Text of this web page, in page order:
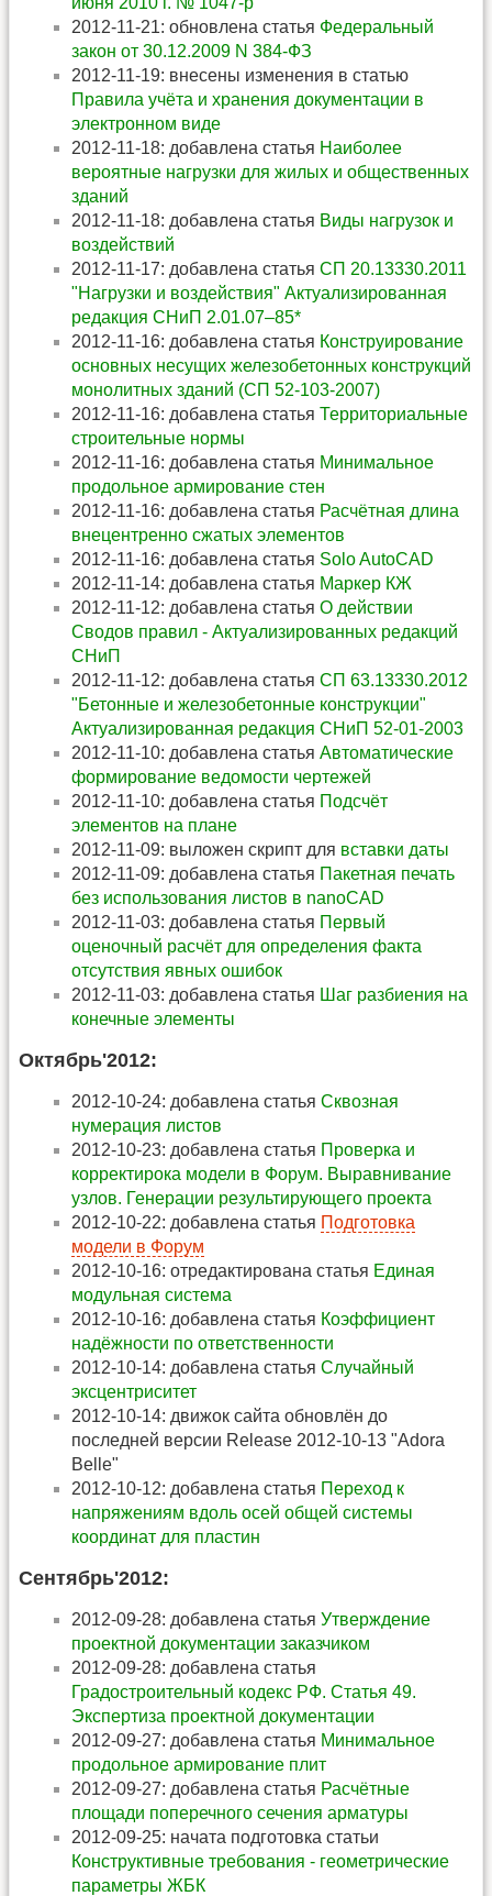
2012-11-21: обновлена статья Федеральный
закон от 30.12.2009 N 384-ФЗ
2012-11-19: внесены изменения в статью
Правила учёта и хранения документации в
электронном виде
2012-11-18: добавлена статья Наиболее
вероятные нагрузки для жилых и общественных
зданий
2012-11-18: добавлена статья Виды нагрузок и
воздействий
2012-11-17: добавлена статья СП 20.13330.2011
"Нагрузки и воздействия" Актуализированная
редакция СНиП 2.01.07–85*
2012-11-16: добавлена статья Конструирование
основных несущих железобетонных конструкций
монолитных зданий (СП 52-103-2007)
2012-11-16: добавлена статья Территориальные
строительные нормы
2012-11-16: добавлена статья Минимальное
продольное армирование стен
2012-11-16: добавлена статья Расчётная длина
внецентренно сжатых элементов
2012-11-16: добавлена статья Solo AutoCAD
2012-11-14: добавлена статья Маркер КЖ
2012-11-12: добавлена статья О действии
Сводов правил - Актуализированных редакций
СНиП
2012-11-12: добавлена статья СП 63.13330.2012
"Бетонные и железобетонные конструкции"
Актуализированная редакция СНиП 52-01-2003
2012-11-10: добавлена статья Автоматические
формирование ведомости чертежей
2012-11-10: добавлена статья Подсчёт
элементов на плане
2012-11-09: выложен скрипт для вставки даты
2012-11-09: добавлена статья Пакетная печать
без использования листов в nanoCAD
2012-11-03: добавлена статья Первый
оценочный расчёт для определения факта
отсутствия явных ошибок
2012-11-03: добавлена статья Шаг разбиения на
конечные элементы
Октябрь'2012:
2012-10-24: добавлена статья Cквозная
нумерация листов
2012-10-23: добавлена статья Проверка и
корректирока модели в Форум. Выравнивание
узлов. Генерации результирующего проекта
2012-10-22: добавлена статья Подготовка
модели в Форум
2012-10-16: отредактирована статья Единая
модульная система
2012-10-16: добавлена статья Коэффициент
надёжности по ответственности
2012-10-14: добавлена статья Случайный
эксцентриситет
2012-10-14: движок сайта обновлён до
последней версии Release 2012-10-13 "Adora
Belle"
2012-10-12: добавлена статья Переход к
напряжениям вдоль осей общей системы
координат для пластин
Сентябрь'2012:
2012-09-28: добавлена статья Утверждение
проектной документации заказчиком
2012-09-28: добавлена статья
Градостроительный кодекс РФ. Статья 49.
Экспертиза проектной документации
2012-09-27: добавлена статья Минимальное
продольное армирование плит
2012-09-27: добавлена статья Расчётные
площади поперечного сечения арматуры
2012-09-25: начата подготовка статьи
Конструктивные требования - геометрические
параметры ЖБК